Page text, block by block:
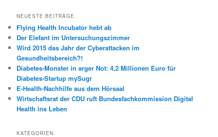
h
n
NEUESTE BEITRÄGE
Flying Health Incubator hebt ab
Der Elefant im Untersuchungszimmer
Wird 2015 das Jahr der Cyberattacken im
Gesundheitsbereich?!
Diabetes-Monster in arger Not: 4,2 Millionen Euro für
Diabetes-Startup mySugr
E-Health-Nachhilfe aus dem Hörsaal
Wirtschaftsrat der CDU ruft Bundesfachkommission Digital
Health ins Leben
KATEGORIEN